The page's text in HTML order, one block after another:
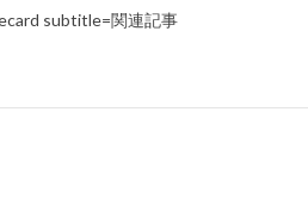
subtitle=関連記事